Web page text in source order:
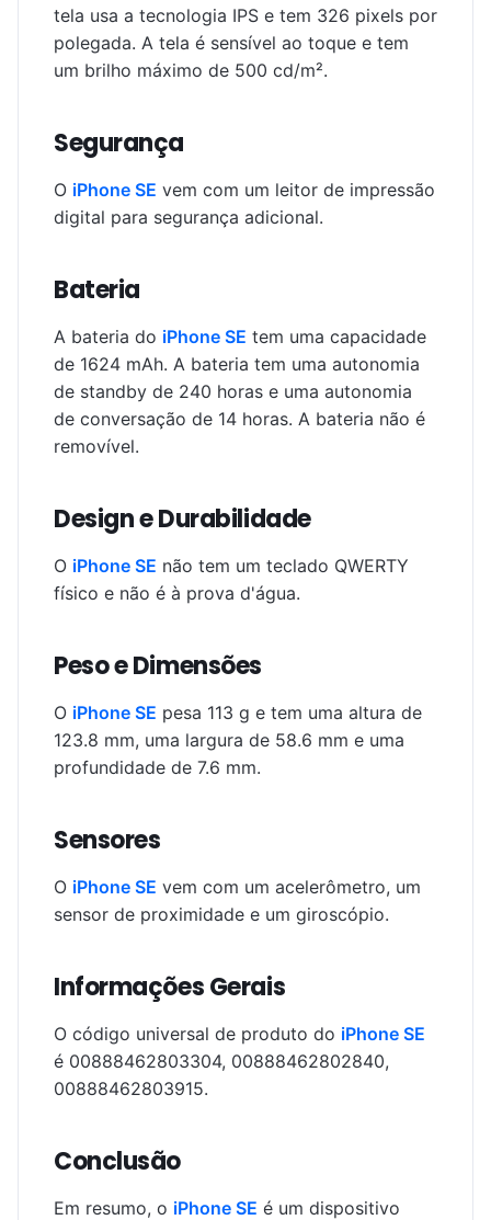
tela usa a tecnologia IPS e tem 326 pixels por
polegada. A tela é sensível ao toque e tem
um brilho máximo de 500 cd/m².
Segurança
O iPhone SE vem com um leitor de impressão
digital para segurança adicional.
Bateria
A bateria do iPhone SE tem uma capacidade
de 1624 mAh. A bateria tem uma autonomia
de standby de 240 horas e uma autonomia
de conversação de 14 horas. A bateria não é
removível.
Design e Durabilidade
O iPhone SE não tem um teclado QWERTY
físico e não é à prova d'água.
Peso e Dimensões
O iPhone SE pesa 113 g e tem uma altura de
123.8 mm, uma largura de 58.6 mm e uma
profundidade de 7.6 mm.
Sensores
O iPhone SE vem com um acelerômetro, um
sensor de proximidade e um giroscópio.
Informações Gerais
O código universal de produto do iPhone SE
é 00888462803304, 00888462802840,
00888462803915.
Conclusão
Em resumo, o iPhone SE é um dispositivo